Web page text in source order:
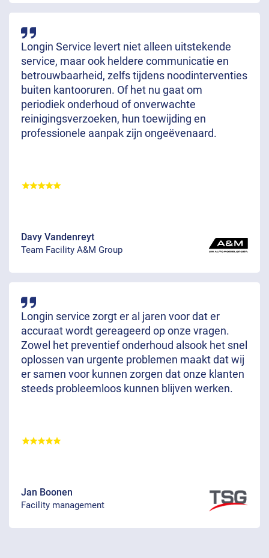
Longin Service levert niet alleen uitstekende
service, maar ook heldere communicatie en
betrouwbaarheid, zelfs tijdens noodinterventies
buiten kantooruren. Of het nu gaat om
periodiek onderhoud of onverwachte
reinigingsverzoeken, hun toewijding en
professionele aanpak zijn ongeëvenaard.
Davy Vandenreyt
Team Facility A&M Group
Longin service zorgt er al jaren voor dat er
accuraat wordt gereageerd op onze vragen.
Zowel het preventief onderhoud alsook het snel
oplossen van urgente problemen maakt dat wij
er samen voor kunnen zorgen dat onze klanten
steeds probleemloos kunnen blijven werken.
Jan Boonen
Facility management